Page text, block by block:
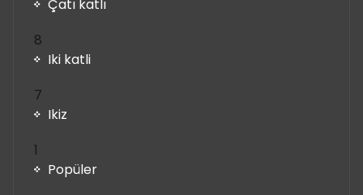
Çatı katlı
8
ürün
Iki katli
7
ürün
Ikiz
1
ürün
Popüler